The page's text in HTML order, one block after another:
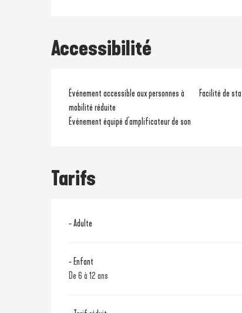
Accessibilité
Événement accessible aux personnes à
mobilité réduite
Facilité de
Événement équipé d'amplificateur de son
Tarifs
- Adulte
- Enfant
De 6 à 12 ans